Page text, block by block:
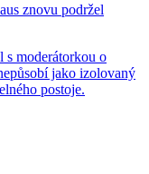
znovu podržel
s moderátorkou o
jako izolovaný
postoje.